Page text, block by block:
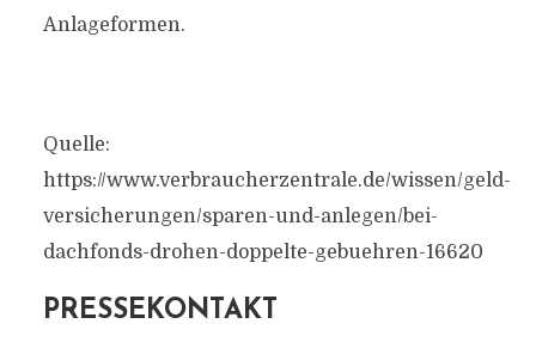
Anlageformen.
Quelle:
https://www.verbraucherzentrale.de/wissen/geld-
versicherungen/sparen-und-anlegen/bei-
dachfonds-drohen-doppelte-gebuehren-16620
PRESSEKONTAKT